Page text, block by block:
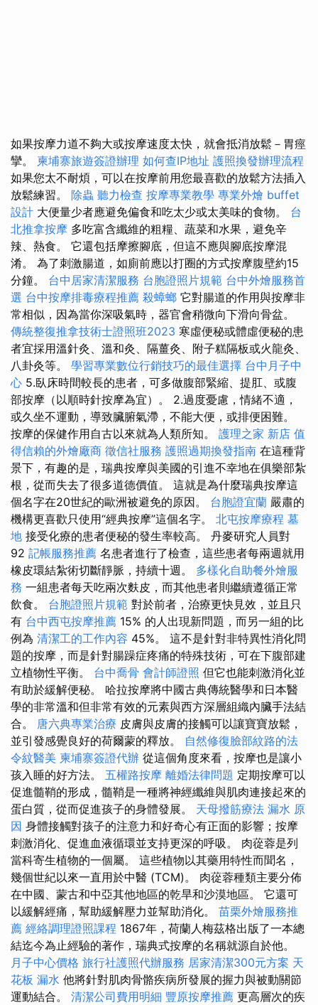
如果按摩力道不夠大或按摩速度太快，就會抵消放鬆－胃痙
攣。 柬埔寨旅遊簽證辦理 如何查IP地址 護照換發辦理流程
如果您太不耐煩，可以在按摩前用您最喜歡的放鬆方法插入
放鬆練習。 除蟲 聽力檢查 按摩專業教學 專業外燴 buffet
設計 大便量少者應避免偏食和吃太少或太美味的食物。 台
北推拿按摩 多吃富含纖維的粗糧、蔬菜和水果，避免辛
辣、熱食。 它還包括摩擦腳底，但這不應與腳底按摩混
淆。 為了刺激腸道，如廁前應以打圈的方式按摩腹壁約15
分鐘。 台中居家清潔服務 台胞證照片規範 台中外燴服務首
選 台中按摩排毒療程推薦 殺蟑螂 它對腸道的作用與按摩非
常相似，因為當你深吸氣時，器官會稍微向下滑向骨盆。
傳統整復推拿技術士證照班2023 寒虛便秘或體虛便秘的患
者宜採用溫針灸、溫和灸、隔薑灸、附子糕隔板或火龍灸、
八卦灸等。 學習專業數位行銷技巧的最佳選擇 台中月子中
心 5.臥床時間較長的患者，可多做腹部緊縮、提肛、或腹
部按摩（以順時針按摩為宜）。 2.過度憂慮，情緒不適，
或久坐不運動，導致臟腑氣滯，不能大便，或排便困難。
按摩的保健作用自古以來就為人類所知。 護理之家 新店 值
得信賴的外燴廠商 徵信社服務 護照過期換發指南 在這種背
景下，有趣的是，瑞典按摩與美國的引進不幸地在俱樂部紮
根，從而失去了很多道德價值。 這就是為什麼瑞典按摩這
個名字在20世紀的歐洲被避免的原因。 台胞證宜蘭 嚴肅的
機構更喜歡只使用“經典按摩”這個名字。 北屯按摩療程 墓
地 接受化療的患者便秘的發生率較高。 丹麥研究人員對
92 記帳服務推薦 名患者進行了檢查，這些患者每兩週就用
橡皮環結紮術切斷靜脈，持續十週。 多樣化自助餐外燴服
務 一組患者每天吃兩次麩皮，而其他患者則繼續遵循正常
飲食。 台胞證照片規範 對於前者，治療更快見效，並且只
有 台中西屯按摩推薦 15% 的人出現新問題，而另一組的比
例為 清潔工的工作內容 45%。 這不是針對非特異性消化問
題的按摩，而是針對腸躁症疼痛的特殊技術，可在下腹部建
立植物性平衡。 台中喬骨 會計師證照 但它也能刺激消化並
有助於緩解便秘。 哈拉按摩將中國古典傳統醫學和日本醫
學的非常溫和但非常有效的元素與西方深層組織內臟手法結
合。 唐六典專業治療 皮膚與皮膚的接觸可以讓寶寶放鬆，
並引發感覺良好的荷爾蒙的釋放。 自然修復臉部紋路的法
令紋醫美 柬埔寨簽證代辦 從這個角度來看，按摩也是讓小
孩入睡的好方法。 五權路按摩 離婚法律問題 定期按摩可以
促進髓鞘的形成，髓鞘是一種將神經纖維與肌肉連接起來的
蛋白質，從而促進孩子的身體發展。 天母撥筋療法 漏水 原
因 身體接觸對孩子的注意力和好奇心有正面的影響；按摩
刺激消化、促進血液循環並支持更深的呼吸。 肉蓯蓉是列
當科寄生植物的一個屬。 這些植物以其藥用特性而聞名，
幾個世紀以來一直用於中醫 (TCM)。 肉蓯蓉種類主要分佈
在中國、蒙古和中亞其他地區的乾旱和沙漠地區。 它還可
以緩解經痛，幫助緩解壓力並幫助消化。 苗栗外燴服務推
薦 經絡調理證照課程 1867年，荷蘭人梅茲格出版了一本總
結迄今為止經驗的著作，瑞典式按摩的名稱就源自於他。
月子中心價格 旅行社護照代辦服務 居家清潔300元方案 天
花板 漏水 他將針對肌肉骨骼疾病所發展的握力與被動關節
運動結合。 清潔公司費用明細 豐原按摩推薦 更高層次的疾